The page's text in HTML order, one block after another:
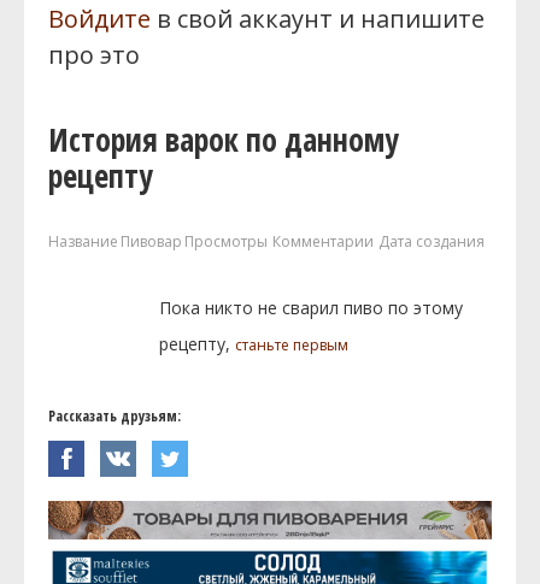
Войдите в свой аккаунт и напишите
про это
История варок по данному
рецепту
Название Пивовар Просмотры Комментарии Дата создания
Пока никто не сварил пиво по этому
рецепту, станьте первым
Рассказать друзьям: